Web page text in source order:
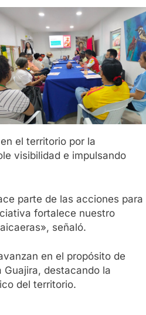
el territorio por la
visibilidad e impulsando
parte de las acciones para
fortalece nuestro
señaló.
en el propósito de
destacando la
del territorio.